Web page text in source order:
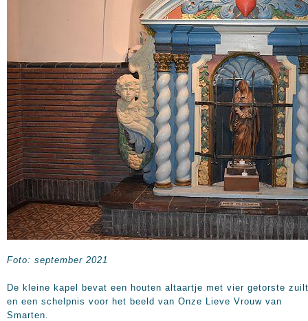
Foto: september 2021
De kleine kapel bevat een houten altaartje met vier getorste
en een schelpnis voor het beeld van Onze Lieve Vrouw van
Smarten.